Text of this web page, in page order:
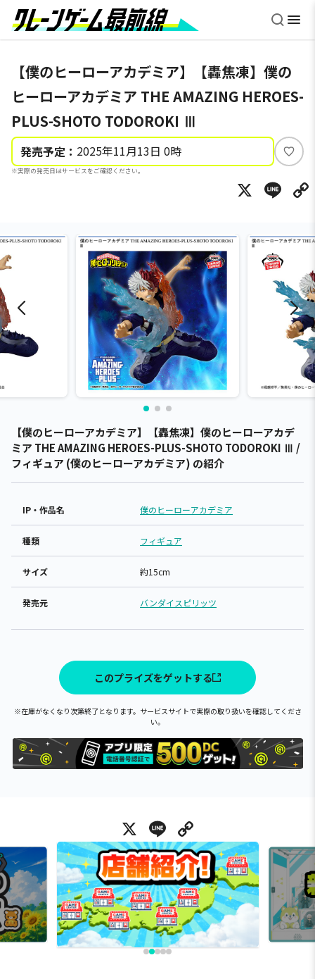
【僕のヒーローアカデミア】【轟焦凍】僕の
ヒーローアカデミア THE AMAZING HEROES-
PLUS-SHOTO TODOROKI Ⅲ
発売予定： 2025年11月13日 0時
※実際の発売日はサービスをご確認ください。
い
ね
X
【僕のヒーローアカデミア】【轟焦凍】僕のヒーローアカデ
ミア THE AMAZING HEROES-PLUS-SHOTO TODOROKI Ⅲ /
フィギュア (僕のヒーローアカデミア) の紹介
IP・作品名 僕のヒーローアカデミア
種類 フィギュア
サイズ 約15cm
発売元 バンダイスピリッツ
このプライズをゲットする
※在庫がなくなり次第終了となります。サービスサイトで実際の取り扱いを確認してくださ
い。
X Line